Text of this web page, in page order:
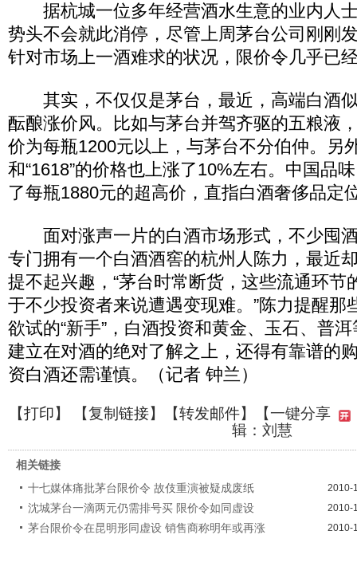
据杭城一位多年经营酒水生意的业内人
势头不会就此消停，尽管上周茅台公司刚刚
针对市场上一酒难求的状况，限价令几乎已
其实，不仅仅是茅台，最近，高端白酒
酝酿涨价风。比如与茅台并驾齐驱的五粮液
价为每瓶1200元以上，与茅台不分伯仲。另
和“1618”的价格也上涨了10%左右。中国品
了每瓶1880元的超高价，直指白酒奢侈品定
面对涨声一片的白酒市场形式，不少囤
专门拥有一个白酒酒窖的杭州人陈力，最近
提不起兴趣，“茅台时常断货，这些流通环节
于不少投资者来说遭遇变现难。”陈力提醒那
欲试的“新手”，白酒投资和黄金、玉石、普
建立在对酒的绝对了解之上，还得有靠谱的
资白酒还需谨慎。（记者 钟兰）
【打印】 【复制链接】【转发邮件】
【一键分享
辑：刘慧
相关链接
十七媒体痛批茅台限价令 故伎重演被疑成废纸
2010-
沈城茅台一滴两元仍需排号买 限价令如同虚设 2010-
茅台限价令在昆明形同虚设 销售商称明年或再涨 2010-